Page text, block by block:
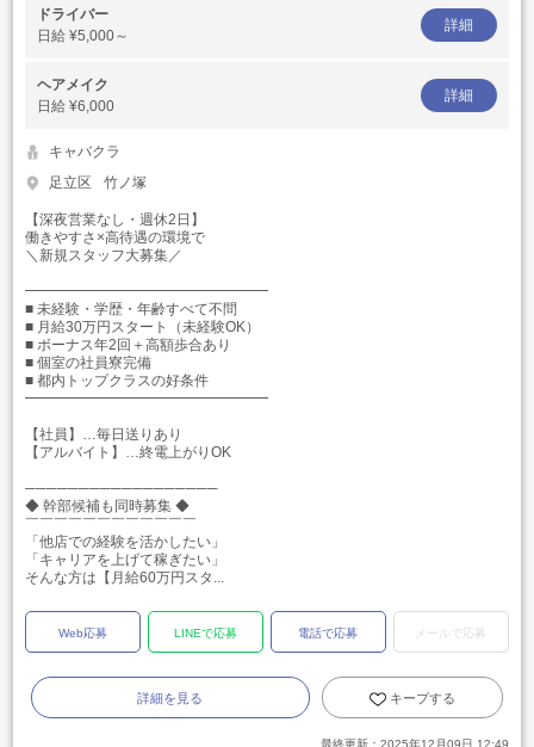
ドライバー
日給 ¥5,000～
詳細
ヘアメイク
日給 ¥6,000
詳細
キャバクラ
足立区
竹ノ塚
【深夜営業なし・週休2日】
働きやすさ×高待遇の環境で
＼新規スタッフ大募集／
━━━━━━━━━━━━━━━━━
■ 未経験・学歴・年齢すべて不問
■ 月給30万円スタート（未経験OK）
■ ボーナス年2回＋高額歩合あり
■ 個室の社員寮完備
■ 都内トップクラスの好条件
━━━━━━━━━━━━━━━━━
【社員】…毎日送りあり
【アルバイト】…終電上がりOK
──────────────────
◆ 幹部候補も同時募集 ◆
￣￣￣￣￣￣￣￣￣￣￣￣
「他店での経験を活かしたい」
「キャリアを上げて稼ぎたい」
そんな方は【月給60万円スタ...
Web応募 LINEで応募 電話で応募 メールで応募
詳細を見る キープする
最終更新： 2025年12月09日 12:49